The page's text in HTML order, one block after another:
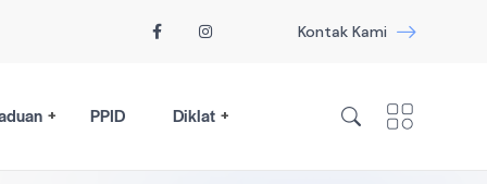
Kontak Kami
PPID Diklat